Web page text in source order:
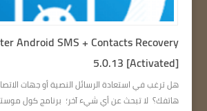
Android SMS + Contacts Recovery
5.0.13 [Activated]
هل ترغب في استعادة الرسائل النصية أو جهات
هاتفك؟ لا تبحث عن أي شيء آخر؛ برنامج كول موستر